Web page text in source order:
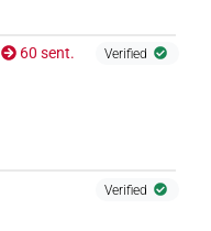
60 sent. Verified
Verified